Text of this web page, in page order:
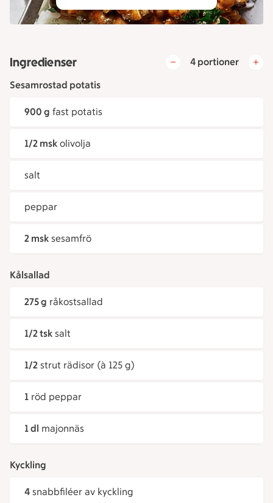
Ingredienser
4 portioner
Sesamrostad potatis
900 g fast potatis
1/2 msk olivolja
salt
peppar
2 msk sesamfrö
Kålsallad
275 g råkostsallad
1/2 tsk salt
1/2 strut rädisor (à 125 g)
1 röd peppar
1 dl majonnäs
Kyckling
4 snabbfiléer av kyckling